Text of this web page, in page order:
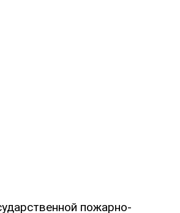
пожарно-